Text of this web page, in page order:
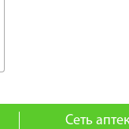
Сеть